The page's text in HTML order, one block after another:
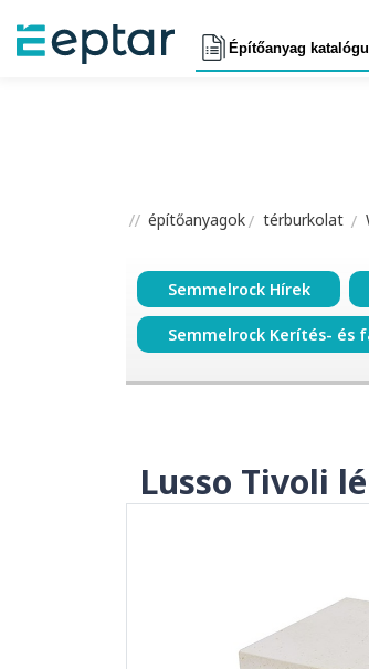
Építőanyag
építőanyagok térburkolat
Semmelrock Hírek
Semmelrock Kerítés- és
Lusso Tivoli